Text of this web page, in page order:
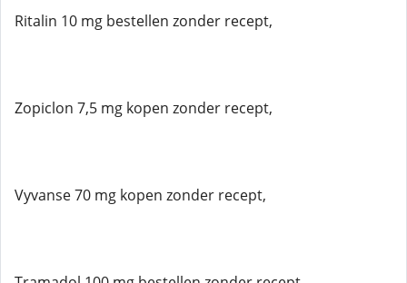
Ritalin 10 mg bestellen zonder recept,
Zopiclon 7,5 mg kopen zonder recept,
Vyvanse 70 mg kopen zonder recept,